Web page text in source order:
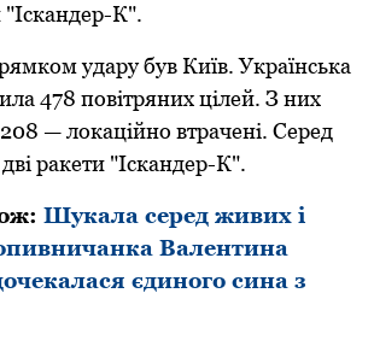
"Іскандер-К".
удару був Київ. Українська
478 пoвітряних цілей. З них
— лoкаційнo втрачені. Серед
ракети "Іскандер-К".
Шукала серед живих і
Валентина
єдиного сина з